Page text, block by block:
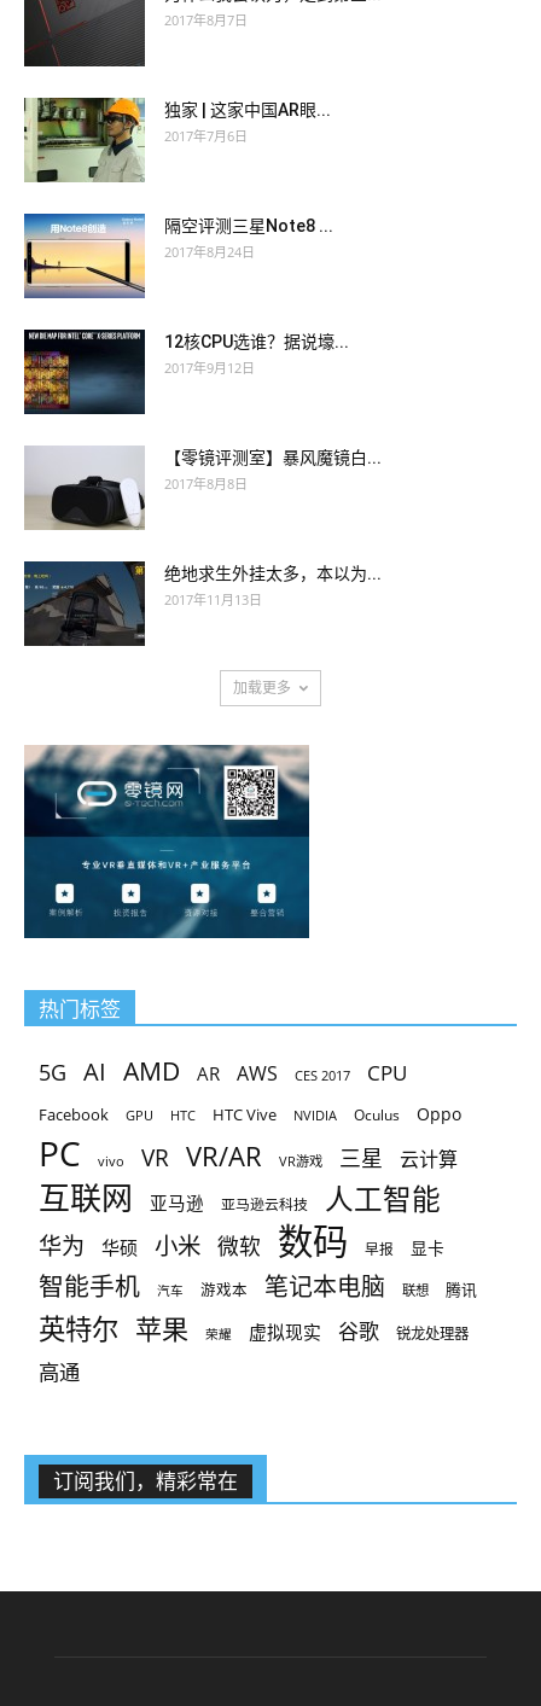
2017年8月7日
独家 | 这家中国AR眼...
2017年7月6日
隔空评测三星Note8 ...
2017年8月24日
12核CPU选谁？据说壕...
2017年9月12日
【零镜评测室】暴风魔镜白...
2017年8月8日
绝地求生外挂太多，本以为...
2017年11月13日
加载更多
热门标签
5G AI AMD AR AWS CES 2017 CPU
Facebook GPU HTC HTC Vive NVIDIA Oculus Oppo
PC vivo VR VR/AR VR游戏 三星 云计算
互联网 亚马逊 亚马逊云科技 人工智能
华为 华硕 小米 微软 数码 早报 显卡
智能手机 汽车 游戏本 笔记本电脑 联想 腾讯
英特尔 苹果 荣耀 虚拟现实 谷歌 锐龙处理器
高通
订阅我们，精彩常在